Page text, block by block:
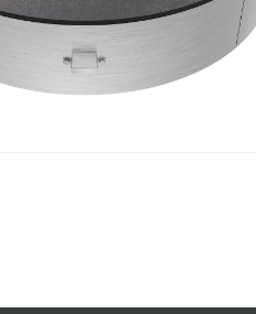
Отправить